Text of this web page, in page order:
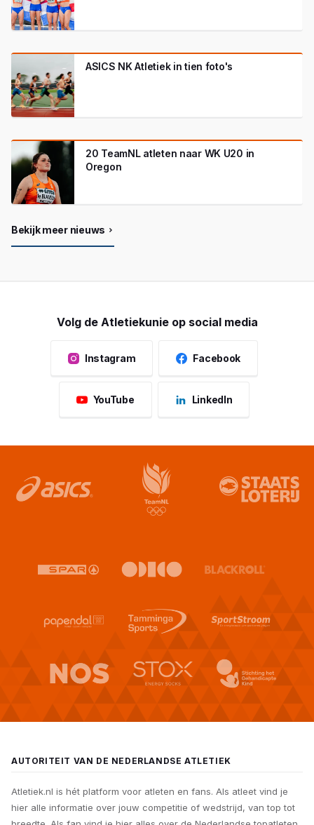
ASICS NK Atletiek in tien foto's
20 TeamNL atleten naar WK U20 in
Oregon
Bekijk meer nieuws
Volg de Atletiekunie op social media
Instagram Facebook
YouTube LinkedIn
AUTORITEIT VAN DE NEDERLANDSE ATLETIEK
Atletiek.nl is hét platform voor atleten en fans. Als atleet vind je
hier alle informatie over jouw competitie of wedstrijd, van top tot